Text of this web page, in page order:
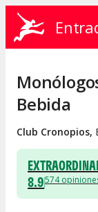
Bebida
Club Cronopios,
8.9574